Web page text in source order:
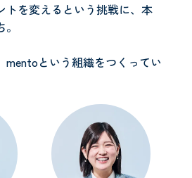
トを変えるという挑戦に、本
mentoという組織をつくってい